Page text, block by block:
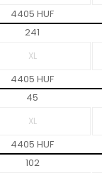
4405 HUF
241
4405 HUF
45
4405 HUF
102